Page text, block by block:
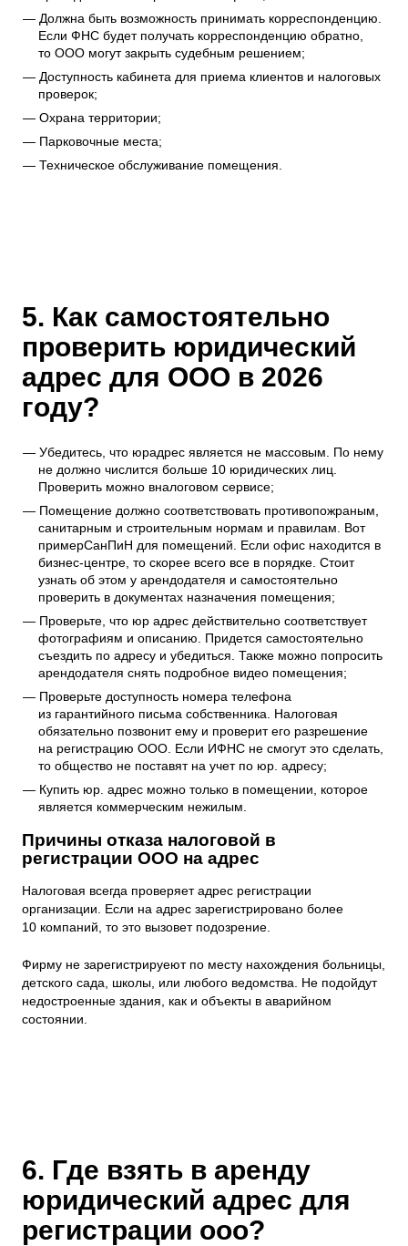
Должна быть возможность принимать корреспонденцию.
Если ФНС будет получать корреспонденцию обратно,
то ООО могут закрыть судебным решением;
Доступность кабинета для приема клиентов и налоговых
проверок;
Охрана территории;
Парковочные места;
Техническое обслуживание помещения.
5. Как самостоятельно
проверить юридический
адрес для ООО в 2026
году?
Убедитесь, что юрадрес является не массовым. По нему
не должно числится больше 10 юридических лиц.
Проверить можно вналоговом сервисе;
Помещение должно соответствовать противопожраным,
санитарным и строительным нормам и правилам. Вот
примерСанПиН для помещений . Если офис находится в
бизнес-центре, то скорее всего все в порядке. Стоит
узнать об этом у арендодателя и самостоятельно
проверить в документах назначения помещения;
Проверьте, что юр адрес действительно соответствует
фотографиям и описанию. Придется самостоятельно
съездить по адресу и убедиться. Также можно попросить
арендодателя снять подробное видео помещения;
Проверьте доступность номера телефона
из гарантийного письма собственника. Налоговая
обязательно позвонит ему и проверит его разрешение
на регистрацию ООО. Если ИФНС не смогут это сделать,
то общество не поставят на учет по юр. адресу;
Купить юр. адрес можно только в помещении, которое
является коммерческим нежилым.
Причины отказа налоговой в
регистрации ООО на адрес
Налоговая всегда проверяет адрес регистрации
организации. Если на адрес зарегистрировано более
10 компаний, то это вызовет подозрение.
Фирму не зарегистрируеют по месту нахождения больницы,
детского сада, школы, или любого ведомства. Не подойдут
недостроенные здания, как и объекты в аварийном
состоянии.
6. Где взять в аренду
юридический адрес для
регистрации ооо?